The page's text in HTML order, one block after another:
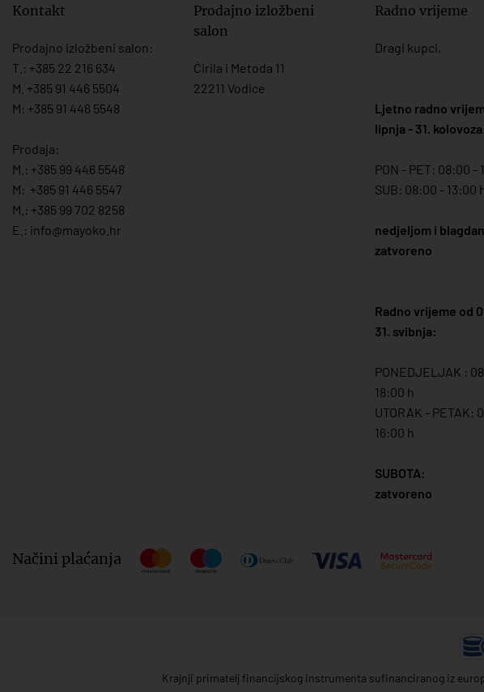
Kontakt
Prodajno izložbeni salon:
T.: +385 22 216 634
M. +385 91 446 5504
M: +385 91 446 5548
Prodaja:
M.: +385 99 446 5548
M: +385 91 446 5547
M.: +385 99 702 8258
E.: info@mayoko. hr
Prodajno izložbeni
salon
Ćirila i Metoda 11
22211 Vodice
Radno vrijeme
Dragi kupci,
Ljetno radno
lipnja - 31. kolovoza
PON - PET: 08:00 -
SUB: 08:00 - 13:00 h
nedjeljom i
zatvoreno
Radno vrijeme od
31. svibnja:
PONEDJELJAK :
18:00 h
UTORAK - PETAK:
16:00 h
SUBOTA:
zatvoreno
Načini plaćanja
Krajnji primatelj financijskog instrumenta sufinanciranog iz